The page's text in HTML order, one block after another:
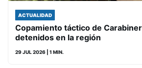
ACTUALIDAD
Copamiento táctico de
detenidos en la región
29 JUL 2026 | 1 MIN.